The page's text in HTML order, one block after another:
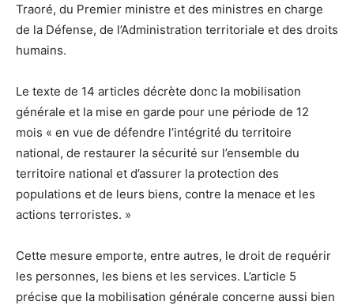
Traoré, du Premier ministre et des ministres en charge
de la Défense, de l’Administration territoriale et des droits
humains.
Le texte de 14 articles décrète donc la mobilisation
générale et la mise en garde pour une période de 12
mois « en vue de défendre l’intégrité du territoire
national, de restaurer la sécurité sur l’ensemble du
territoire national et d’assurer la protection des
populations et de leurs biens, contre la menace et les
actions terroristes. »
Cette mesure emporte, entre autres, le droit de requérir
les personnes, les biens et les services. L’article 5
précise que la mobilisation générale concerne aussi bien